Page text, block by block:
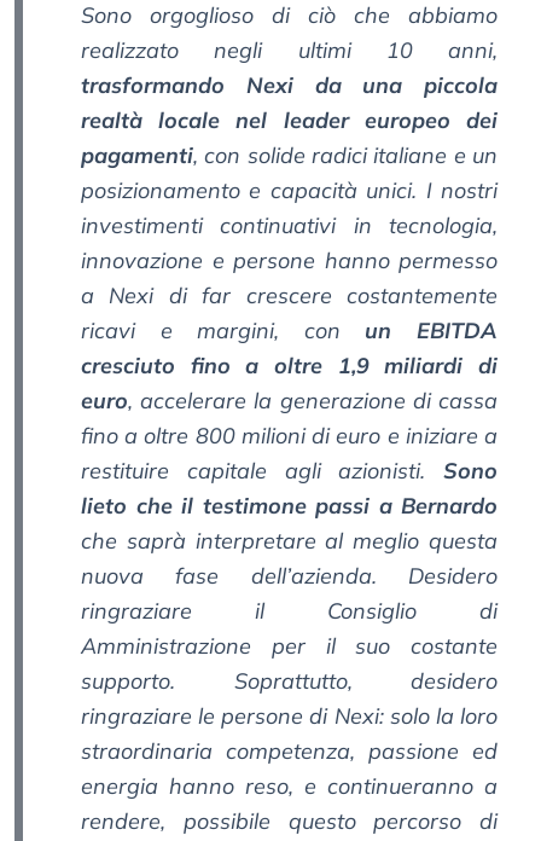
Sono orgoglioso di ciò che abbiamo
realizzato negli ultimi 10 anni,
trasformando Nexi da una piccola
realtà locale nel leader europeo dei
pagamenti, con solide radici italiane e un
posizionamento e capacità unici. I nostri
investimenti continuativi in tecnologia,
innovazione e persone hanno permesso
a Nexi di far crescere costantemente
ricavi e margini, con un EBITDA
cresciuto fino a oltre 1,9 miliardi di
euro, accelerare la generazione di cassa
fino a oltre 800 milioni di euro e iniziare a
restituire capitale agli azionisti. Sono
lieto che il testimone passi a Bernardo
che saprà interpretare al meglio questa
nuova fase dell’azienda. Desidero
ringraziare il Consiglio di
Amministrazione per il suo costante
supporto. Soprattutto, desidero
ringraziare le persone di Nexi: solo la loro
straordinaria competenza, passione ed
energia hanno reso, e continueranno a
rendere, possibile questo percorso di